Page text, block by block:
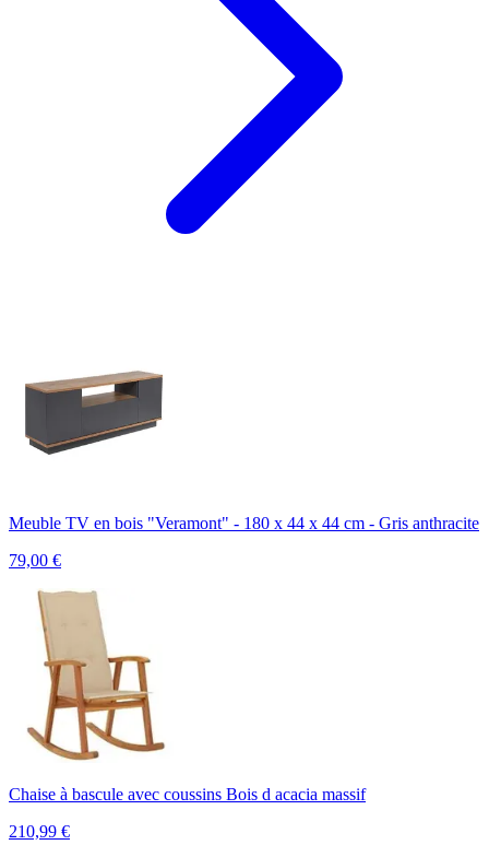
Meuble TV en bois "Veramont" - 180 x 44 x 44 cm - Gris anthracite
79,00 €
Chaise à bascule avec coussins Bois d acacia massif
210,99 €